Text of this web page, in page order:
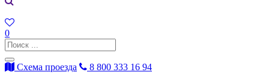
0
Схема проезда 8 800 333 16 94